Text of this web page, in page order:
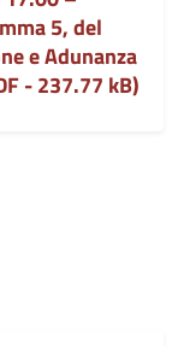
5, del
e Adunanza
- 237.77 kB)